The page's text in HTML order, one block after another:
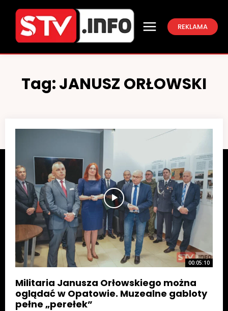
REKLAMA
Tag:JANUSZ ORŁOWSKI
00:05:10
Militaria Janusza Orłowskiego można
oglądać w Opatowie. Muzealne gabloty
pełne „perełek”